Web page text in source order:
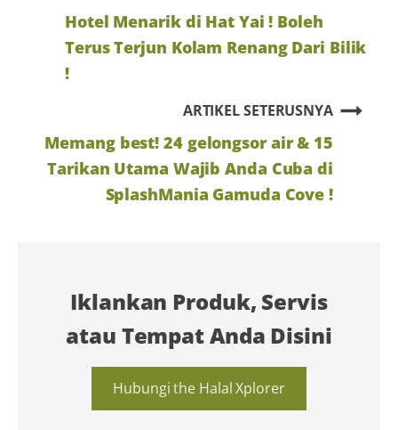
Iklankan Produk, Servis
atau Tempat Anda Disini
Hubungi the Halal Xplorer
Hotel Menarik di Hat Yai ! Boleh
Terus Terjun Kolam Renang Dari Bilik
!
ARTIKEL SETERUSNYA
Memang best! 24 gelongsor air & 15
Tarikan Utama Wajib Anda Cuba di
SplashMania Gamuda Cove !